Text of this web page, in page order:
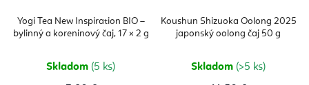
Yogi Tea New Inspiration BIO –
bylinný a koreninový čaj, 17 × 2 g
Skladom (5 ks)
Koushun Shizuoka Oolong 2025
japonský oolong čaj 50 g
Skladom (>5 ks)